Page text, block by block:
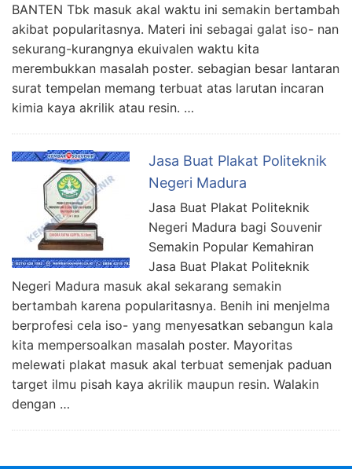
BANTEN Tbk masuk akal waktu ini semakin bertambah
akibat popularitasnya. Materi ini sebagai galat iso- nan
sekurang-kurangnya ekuivalen waktu kita
merembukkan masalah poster. sebagian besar lantaran
surat tempelan memang terbuat atas larutan incaran
kimia kaya akrilik atau resin. …
Jasa Buat Plakat Politeknik
Negeri Madura
Jasa Buat Plakat Politeknik
Negeri Madura bagi Souvenir
Semakin Popular Kemahiran
Jasa Buat Plakat Politeknik
Negeri Madura masuk akal sekarang semakin
bertambah karena popularitasnya. Benih ini menjelma
berprofesi cela iso- yang menyesatkan sebangun kala
kita mempersoalkan masalah poster. Mayoritas
melewati plakat masuk akal terbuat semenjak paduan
target ilmu pisah kaya akrilik maupun resin. Walakin
dengan …